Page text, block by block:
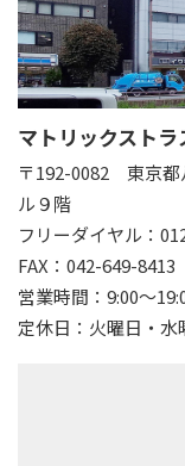
マトリックスト
〒192-0082 東京
ル９階
フリーダイヤル：
FAX：042-649-8413
営業時間：9:00～
定休日：火曜日・水